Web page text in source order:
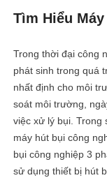
Tìm Hiểu
Trong thời đại công
phát sinh trong quá
nhất định cho môi
soát môi trường,
việc xử lý bụi. Trong
máy hút bụi công
bụi công nghiệp 3
sử dụng thiết bị hút